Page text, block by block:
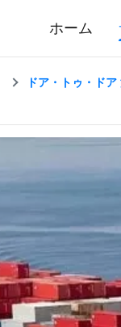
ホーム
ドア・トゥ・ド